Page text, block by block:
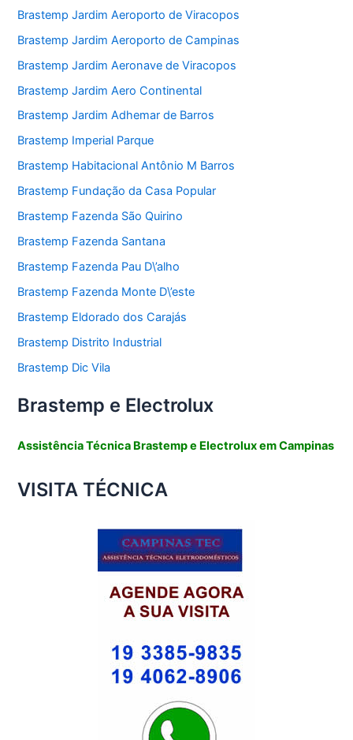
Brastemp Jardim Aeroporto de Viracopos
Brastemp Jardim Aeroporto de Campinas
Brastemp Jardim Aeronave de Viracopos
Brastemp Jardim Aero Continental
Brastemp Jardim Adhemar de Barros
Brastemp Imperial Parque
Brastemp Habitacional Antônio M Barros
Brastemp Fundação da Casa Popular
Brastemp Fazenda São Quirino
Brastemp Fazenda Santana
Brastemp Fazenda Pau D\’alho
Brastemp Fazenda Monte D\’este
Brastemp Eldorado dos Carajás
Brastemp Distrito Industrial
Brastemp Dic Vila
Brastemp e Electrolux
Assistência Técnica Brastemp e Electrolux em Campinas
VISITA TÉCNICA